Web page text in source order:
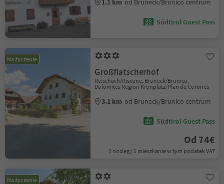
1.1 km od Bruneck/Brunico centrum
Südtirol Guest Pass
Na życzenie
Großflatscherhof
Reischach/Riscone, Bruneck/Brunico,
Dolomites Region Kronplatz/Plan de Corones
3.1 km od Bruneck/Brunico centrum
Südtirol Guest Pass
Od 74€
1 nocleg / 1 mieszkanie w tym podatek VAT
Na życzenie